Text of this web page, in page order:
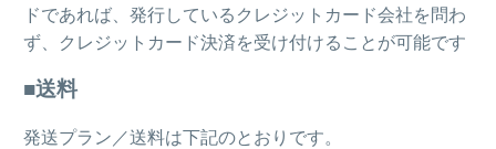
ドであれば、発行しているクレジットカード会社を問わ
ず、クレジットカード決済を受け付けることが可能です
■送料
発送プラン／送料は下記のとおりです。